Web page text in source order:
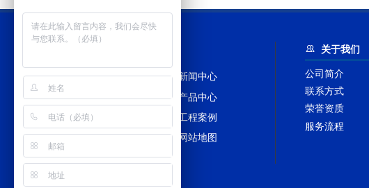
网站首页
新闻中心
冷却塔百科
产品中心
冷却塔配件
工程案例
冷却塔TAGS
网站地图
关于我们
公司简介
联系方式
荣誉资质
服务流程